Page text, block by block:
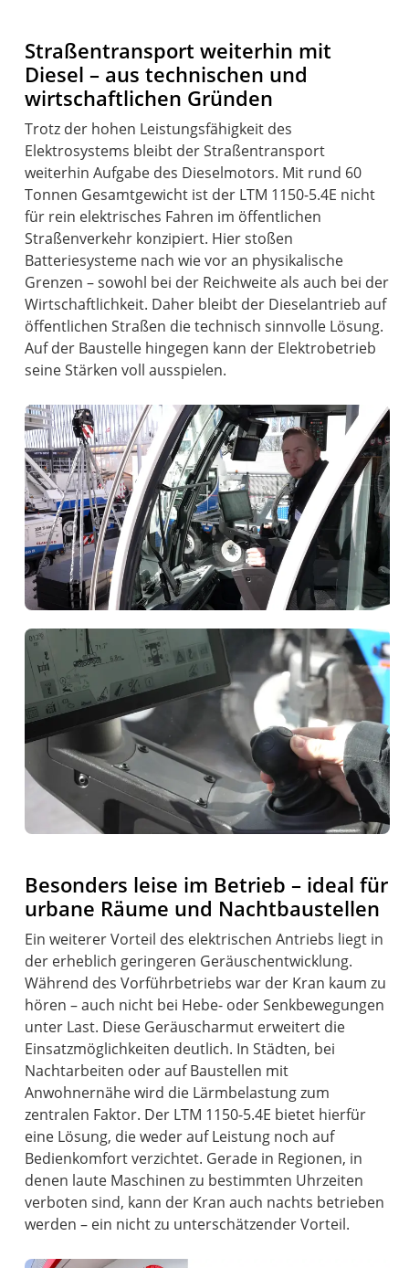
Straßentransport weiterhin mit
Diesel – aus technischen und
wirtschaftlichen Gründen
Trotz der hohen Leistungsfähigkeit des
Elektrosystems bleibt der Straßentransport
weiterhin Aufgabe des Dieselmotors. Mit rund 60
Tonnen Gesamtgewicht ist der LTM 1150-5.4E nicht
für rein elektrisches Fahren im öffentlichen
Straßenverkehr konzipiert. Hier stoßen
Batteriesysteme nach wie vor an physikalische
Grenzen – sowohl bei der Reichweite als auch bei der
Wirtschaftlichkeit. Daher bleibt der Dieselantrieb auf
öffentlichen Straßen die technisch sinnvolle Lösung.
Auf der Baustelle hingegen kann der Elektrobetrieb
seine Stärken voll ausspielen.
Besonders leise im Betrieb – ideal für
urbane Räume und Nachtbaustellen
Ein weiterer Vorteil des elektrischen Antriebs liegt in
der erheblich geringeren Geräuschentwicklung.
Während des Vorführbetriebs war der Kran kaum zu
hören – auch nicht bei Hebe- oder Senkbewegungen
unter Last. Diese Geräuscharmut erweitert die
Einsatzmöglichkeiten deutlich. In Städten, bei
Nachtarbeiten oder auf Baustellen mit
Anwohnernähe wird die Lärmbelastung zum
zentralen Faktor. Der LTM 1150-5.4E bietet hierfür
eine Lösung, die weder auf Leistung noch auf
Bedienkomfort verzichtet. Gerade in Regionen, in
denen laute Maschinen zu bestimmten Uhrzeiten
verboten sind, kann der Kran auch nachts betrieben
werden – ein nicht zu unterschätzender Vorteil.